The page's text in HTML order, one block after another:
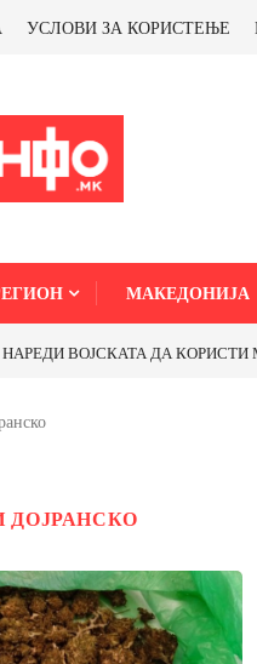
УСЛОВИ ЗА КОРИСТЕЊЕ
МАКЕДОНИЈА
ВОЈСКАТА ДА КОРИСТИ
ДОЈРАНСКО